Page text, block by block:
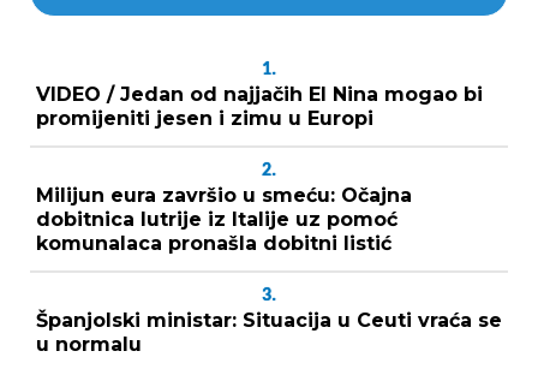
1.
VIDEO / Jedan od najjačih El Nina mogao bi
promijeniti jesen i zimu u Europi
2.
Milijun eura završio u smeću: Očajna
dobitnica lutrije iz Italije uz pomoć
komunalaca pronašla dobitni listić
3.
Španjolski ministar: Situacija u Ceuti vraća se
u normalu